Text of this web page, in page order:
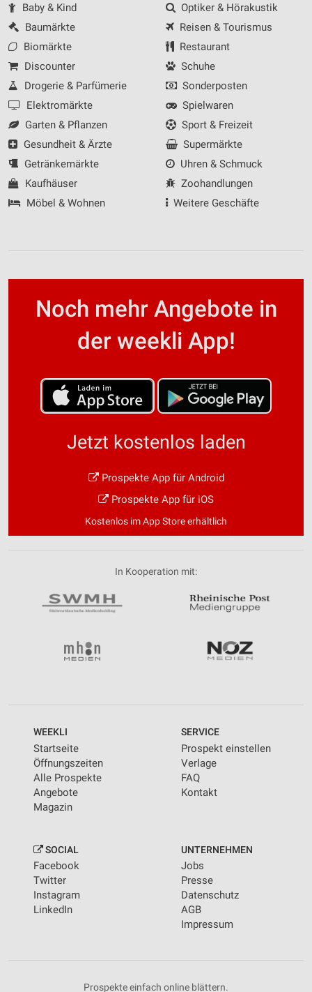
Baby & Kind
Baumärkte
Biomärkte
Discounter
Drogerie & Parfümerie
Elektromärkte
Garten & Pflanzen
Gesundheit & Ärzte
Getränkemärkte
Kaufhäuser
Möbel & Wohnen
Optiker & Hörakustik
Reisen & Tourismus
Restaurant
Schuhe
Sonderposten
Spielwaren
Sport & Freizeit
Supermärkte
Uhren & Schmuck
Zoohandlungen
Weitere Geschäfte
Noch mehr Angebote in
der weekli App!
Jetzt kostenlos laden
Prospekte App für Android
Prospekte App für iOS
Kostenlos im App Store erhältlich
In Kooperation mit:
WEEKLI
Startseite
Öffnungszeiten
Alle Prospekte
Angebote
Magazin
SERVICE
Prospekt einstellen
Verlage
FAQ
Kontakt
SOCIAL
Facebook
Twitter
Instagram
LinkedIn
UNTERNEHMEN
Jobs
Presse
Datenschutz
AGB
Impressum
Prospekte einfach online blättern.